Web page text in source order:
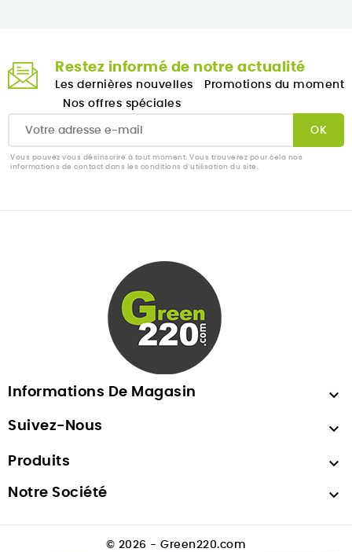
Restez informé de notre actualité
Les dernières nouvelles
Promotions du moment
Nos offres spéciales
Vous pouvez vous désinscrire à tout moment. Vous trouverez pour cela nos
informations de contact dans les conditions d'utilisation du site.
Informations De Magasin 
Suivez-Nous 
Produits 
Notre Société 
© 2026 - Green220.com